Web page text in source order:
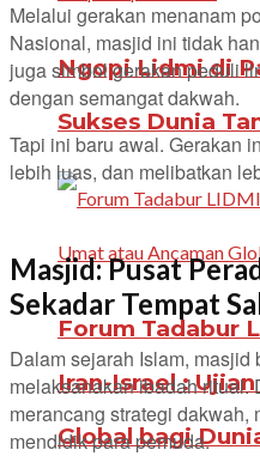
Ngopi Lidmi di
Sukses Dunia
Forum Tadabur
Iran-Israel :
Global bagi
Melalui gerakan menanam
Nasional, masjid ini tidak
juga simbol gerakan peduli
dengan semangat dakwah.
Tapi ini baru awal. Gerakan
lebih luas, dan melibatkan
Masjid: Pusat
Sekadar Tempat
Dalam sejarah Islam, masjid
melaksanakan ibadah
merancang strategi dakwah,
mendidik para pemuda.